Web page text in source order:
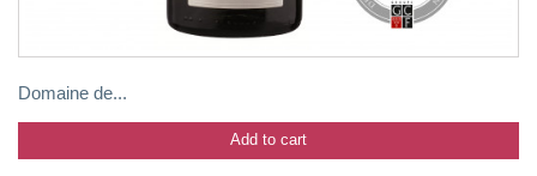
Domaine de...
Add to cart